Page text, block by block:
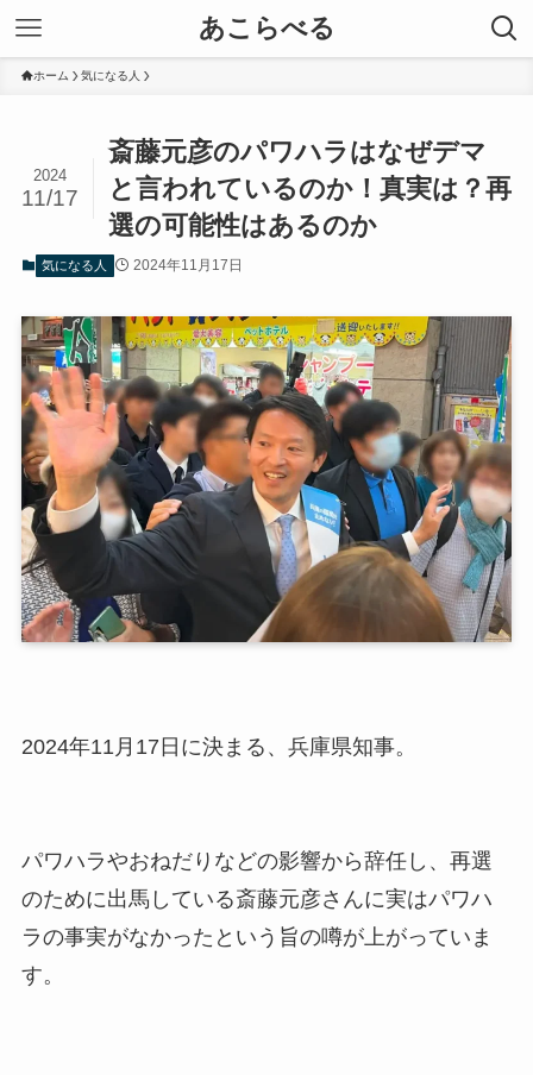
あこらべる
ホーム 気になる人
斎藤元彦のパワハラはなぜデマ
と言われているのか！真実は？再
選の可能性はあるのか
2024
11/17
気になる人 2024年11月17日
2024年11月17日に決まる、兵庫県知事。
パワハラやおねだりなどの影響から辞任し、再選
のために出馬している斎藤元彦さんに実はパワハ
ラの事実がなかったという旨の噂が上がっていま
す。